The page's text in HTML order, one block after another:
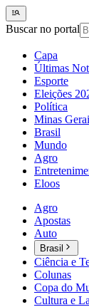
Buscar no portal
Capa
Últimas
Esporte
Eleições
Política
Minas
Brasil
Mundo
Agro
Eloos
Agro
Apostas
Auto
Brasil
Ciência e
Colunas
Copa do
Cultura e